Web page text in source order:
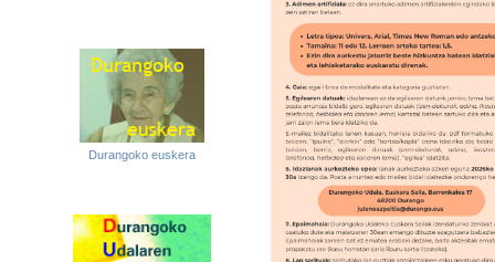
Durangoko euskera